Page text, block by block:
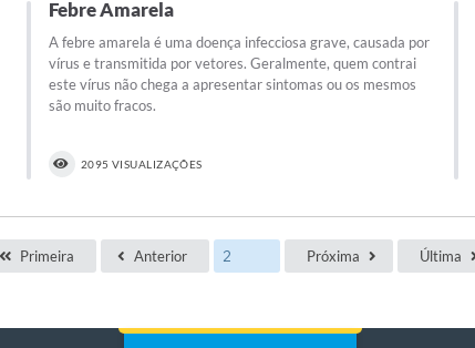
Febre Amarela
A febre amarela é uma doença infecciosa grave, causada por
vírus e transmitida por vetores. Geralmente, quem contrai
este vírus não chega a apresentar sintomas ou os mesmos
são muito fracos.
2095 VISUALIZAÇÕES
Primeira Anterior Próxima Última